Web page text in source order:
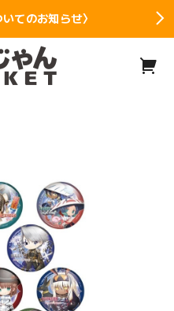
てのお知らせ〉